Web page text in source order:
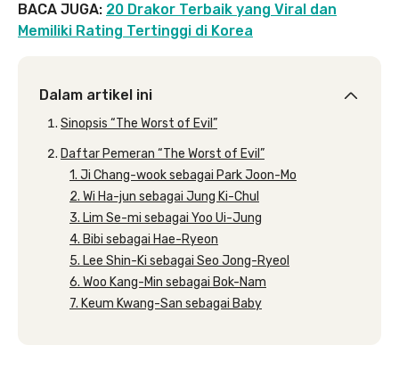
BACA JUGA: 20 Drakor Terbaik yang Viral dan
Memiliki Rating Tertinggi di Korea
Dalam artikel ini
Sinopsis “The Worst of Evil”
Daftar Pemeran “The Worst of Evil”
1. Ji Chang-wook sebagai Park Joon-Mo
2. Wi Ha-jun sebagai Jung Ki-Chul
3. Lim Se-mi sebagai Yoo Ui-Jung
4. Bibi sebagai Hae-Ryeon
5. Lee Shin-Ki sebagai Seo Jong-Ryeol
6. Woo Kang-Min sebagai Bok-Nam
7. Keum Kwang-San sebagai Baby